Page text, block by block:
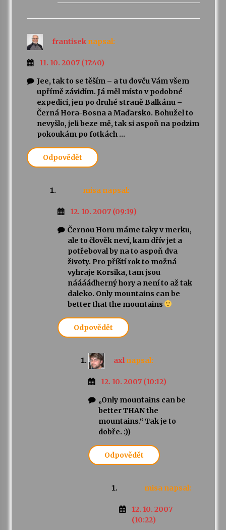
frantisek napsal:
11. 10. 2007 (17:40)
Jee, tak to se těším – a tu dovču Vám všem
upřímě závidím. Já měl místo v podobné
expedici, jen po druhé straně Balkánu –
Černá Hora-Bosna a Maďarsko. Bohužel to
nevyšlo, jeli beze mě, tak si aspoň na podzim
pokoukám po fotkách …
Odpovědět
misa napsal:
12. 10. 2007 (09:19)
Černou Horu máme taky v merku,
ale to člověk neví, kam dřív jet a
potřeboval by na to aspoň dva
životy. Pro příští rok to možná
vyhraje Korsika, tam jsou
náááádherný hory a není to až tak
daleko. Only mountains can be
better that the mountains
Odpovědět
axl napsal:
12. 10. 2007 (10:12)
„Only mountains can be
better THAN the
mountains.“ Tak je to
dobře. :))
Odpovědět
misa napsal:
12. 10. 2007
(10:22)